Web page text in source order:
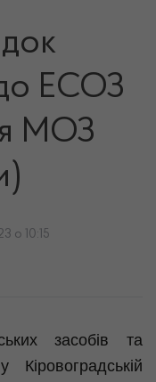
ЕСОЗ
МОЗ
о 10:15
засобів та